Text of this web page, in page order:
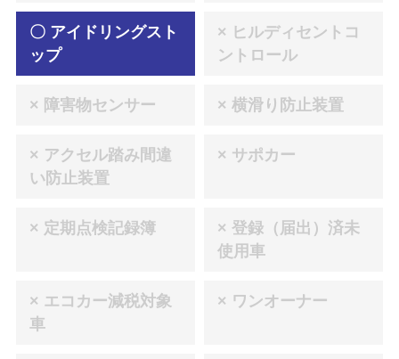
〇 アイドリングスト
ップ
× ヒルディセントコ
ントロール
× 障害物センサー × 横滑り防止装置
× アクセル踏み間違
い防止装置
× サポカー
× 定期点検記録簿
× 登録（届出）済未
使用車
× エコカー減税対象
車
× ワンオーナー